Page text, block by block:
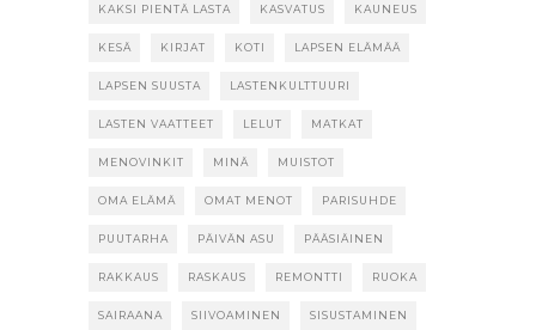
KAKSI PIENTÄ LASTA KASVATUS KAUNEUS
KESÄ KIRJAT KOTI LAPSEN ELÄMÄÄ
LAPSEN SUUSTA LASTENKULTTUURI
LASTEN VAATTEET LELUT MATKAT
MENOVINKIT MINÄ MUISTOT
OMA ELÄMÄ OMAT MENOT PARISUHDE
PUUTARHA PÄIVÄN ASU PÄÄSIÄINEN
RAKKAUS RASKAUS REMONTTI RUOKA
SAIRAANA SIIVOAMINEN SISUSTAMINEN